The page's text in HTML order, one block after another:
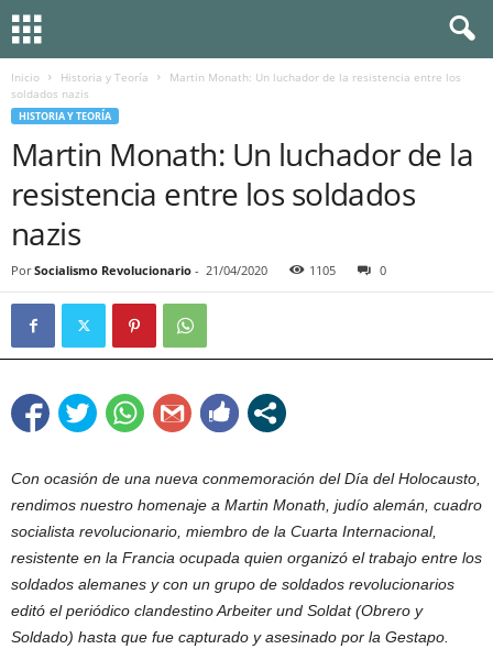
Inicio Historia y Teoría
Martin Monath: Un luchador de la resistencia entre los
soldados nazis
HISTORIA Y TEORÍA
Martin Monath: Un luchador de la
resistencia entre los soldados
nazis
Por Socialismo Revolucionario - 21/04/2020 1105 0
Con ocasión de una nueva conmemoración del Día del Holocausto,
rendimos nuestro homenaje a Martin Monath, judío alemán, cuadro
socialista revolucionario, miembro de la Cuarta Internacional,
resistente en la Francia ocupada quien organizó el trabajo entre los
soldados alemanes y con un grupo de soldados revolucionarios
editó el periódico clandestino Arbeiter und Soldat (Obrero y
Soldado) hasta que fue capturado y asesinado por la Gestapo.